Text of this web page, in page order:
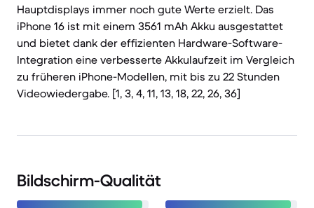
Hauptdisplays immer noch gute Werte erzielt. Das
iPhone 16 ist mit einem 3561 mAh Akku ausgestattet
und bietet dank der effizienten Hardware-Software-
Integration eine verbesserte Akkulaufzeit im Vergleich
zu früheren iPhone-Modellen, mit bis zu 22 Stunden
Videowiedergabe. [1, 3, 4, 11, 13, 18, 22, 26, 36]
Bildschirm-Qualität